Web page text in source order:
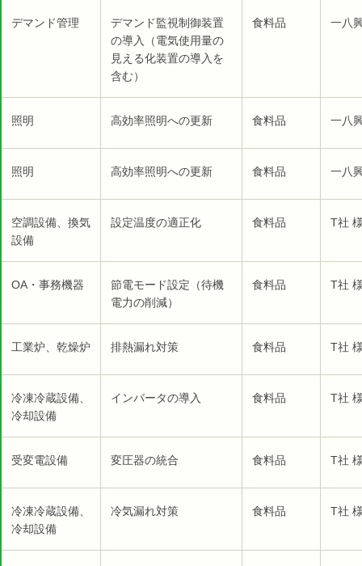
デマンド管理
デマンド監視制御装置
の導入（電気使用量の
見える化装置の導入を
含む）
食料品 一八
照明 高効率照明への更新 食料品 一八
照明 高効率照明への更新 食料品 一八
空調設備、換気
設備
設定温度の適正化 食料品 T社
OA・事務機器
節電モード設定（待機
電力の削減）
食料品 T社
工業炉、乾燥炉 排熱漏れ対策 食料品 T社
冷凍冷蔵設備、
冷却設備
インバータの導入 食料品 T社
受変電設備 変圧器の統合 食料品 T社
冷凍冷蔵設備、
冷却設備
冷気漏れ対策 食料品 T社